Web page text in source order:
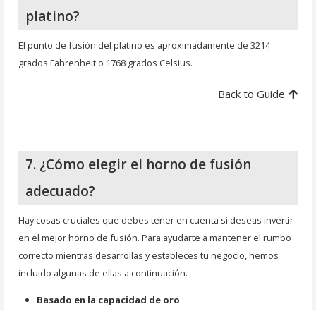
platino?
El punto de fusión del platino es aproximadamente de 3214
grados Fahrenheit o 1768 grados Celsius.
Back to Guide
7. ¿Cómo elegir el horno de fusión
adecuado?
Hay cosas cruciales que debes tener en cuenta si deseas invertir
en el mejor horno de fusión. Para ayudarte a mantener el rumbo
correcto mientras desarrollas y estableces tu negocio, hemos
incluido algunas de ellas a continuación.
Basado en la capacidad de oro